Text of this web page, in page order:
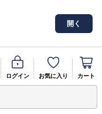
開く
ログイン お気に入り カート